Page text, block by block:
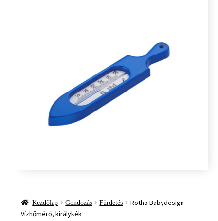
Kezdőlap Gondozás Fürdetés
Rotho Babydesign
Vízhőmérő, királykék